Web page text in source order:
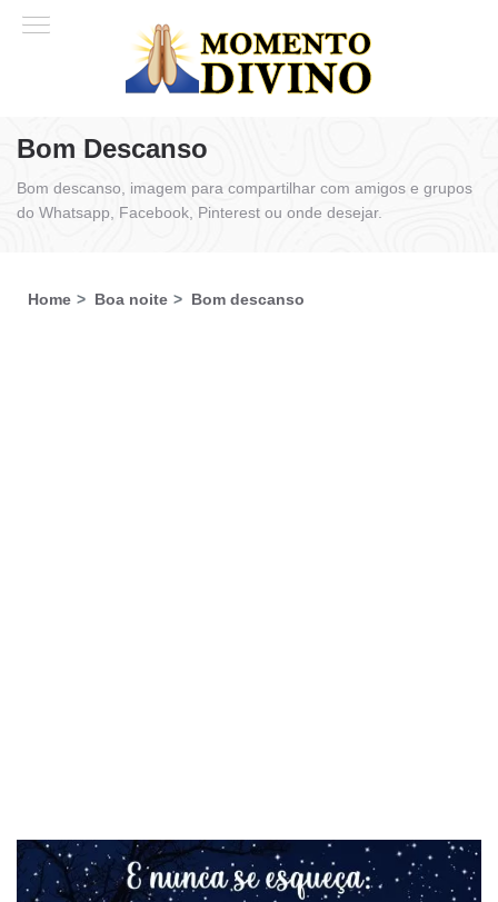
Bom Descanso
Bom descanso, imagem para compartilhar com amigos e grupos
do Whatsapp, Facebook, Pinterest ou onde desejar.
Home Boa noite Bom descanso